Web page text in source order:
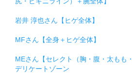
岩井 淳也さん【ヒゲ全体】
MFさん【全身＋ヒゲ全体】
MEさん【セレクト（胸・腹・太もも
デリケートゾーン